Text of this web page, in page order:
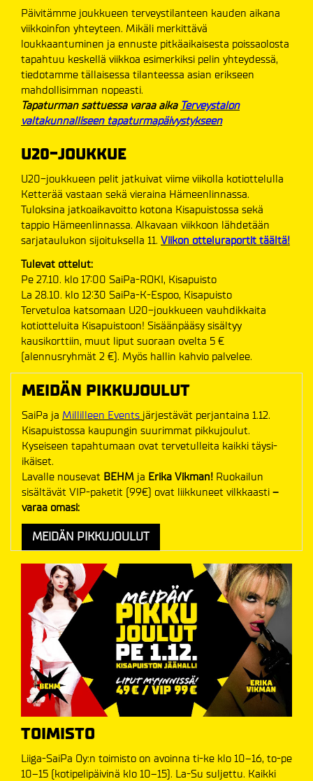
Päivitämme joukkueen terveystilanteen kauden aikana
viikkoinfon yhteyteen. Mikäli merkittävä
loukkaantuminen ja ennuste pitkäaikaisesta poissaolosta
tapahtuu keskellä viikkoa esimerkiksi pelin yhteydessä,
tiedotamme tällaisessa tilanteessa asian erikseen
mahdollisimman nopeasti.
Tapaturman sattuessa varaa aika Terveystalon
valtakunnalliseen tapaturmapäivystykseen
U20-JOUKKUE
U20-joukkueen pelit jatkuivat viime viikolla kotiottelulla
Ketterää vastaan sekä vieraina Hämeenlinnassa.
Tuloksina jatkoaikavoitto kotona Kisapuistossa sekä
tappio Hämeenlinnassa. Alkavaan viikkoon lähdetään
sarjataulukon sijoituksella 11. Viikon otteluraportit täältä!
Tulevat ottelut:
Pe 27.10. klo 17:00 SaiPa-ROKI, Kisapuisto
La 28.10. klo 12:30 SaiPa-K-Espoo, Kisapuisto
Tervetuloa katsomaan U20-joukkueen vauhdikkaita
kotiotteluita Kisapuistoon! Sisäänpääsy sisältyy
kausikorttiin, muut liput suoraan ovelta 5 €
(alennusryhmät 2 €). Myös hallin kahvio palvelee.
MEIDÄN PIKKUJOULUT
SaiPa ja Millilleen Events järjestävät perjantaina 1.12.
Kisapuistossa kaupungin suurimmat pikkujoulut.
Kyseiseen tapahtumaan ovat tervetulleita kaikki täysi-
ikäiset.
Lavalle nousevat BEHM ja Erika Vikman! Ruokailun
sisältävät VIP-paketit (99€) ovat liikkuneet vilkkaasti –
varaa omasi:
MEIDÄN PIKKUJOULUT
TOIMISTO
Liiga-SaiPa Oy:n toimisto on avoinna ti-ke klo 10–16, to-pe
10–15 (kotipelipäivinä klo 10–15). La-Su suljettu. Kaikki